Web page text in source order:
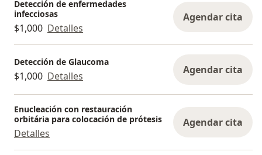
Detección de enfermedades
infecciosas
$1,000 Detalles
Agendar cita
Detección de Glaucoma
$1,000 Detalles Agendar cita
Enucleación con restauración
orbitária para colocación de prótesis
Detalles
Agendar cita